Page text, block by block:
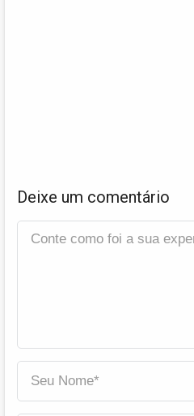
Deixe um comentário